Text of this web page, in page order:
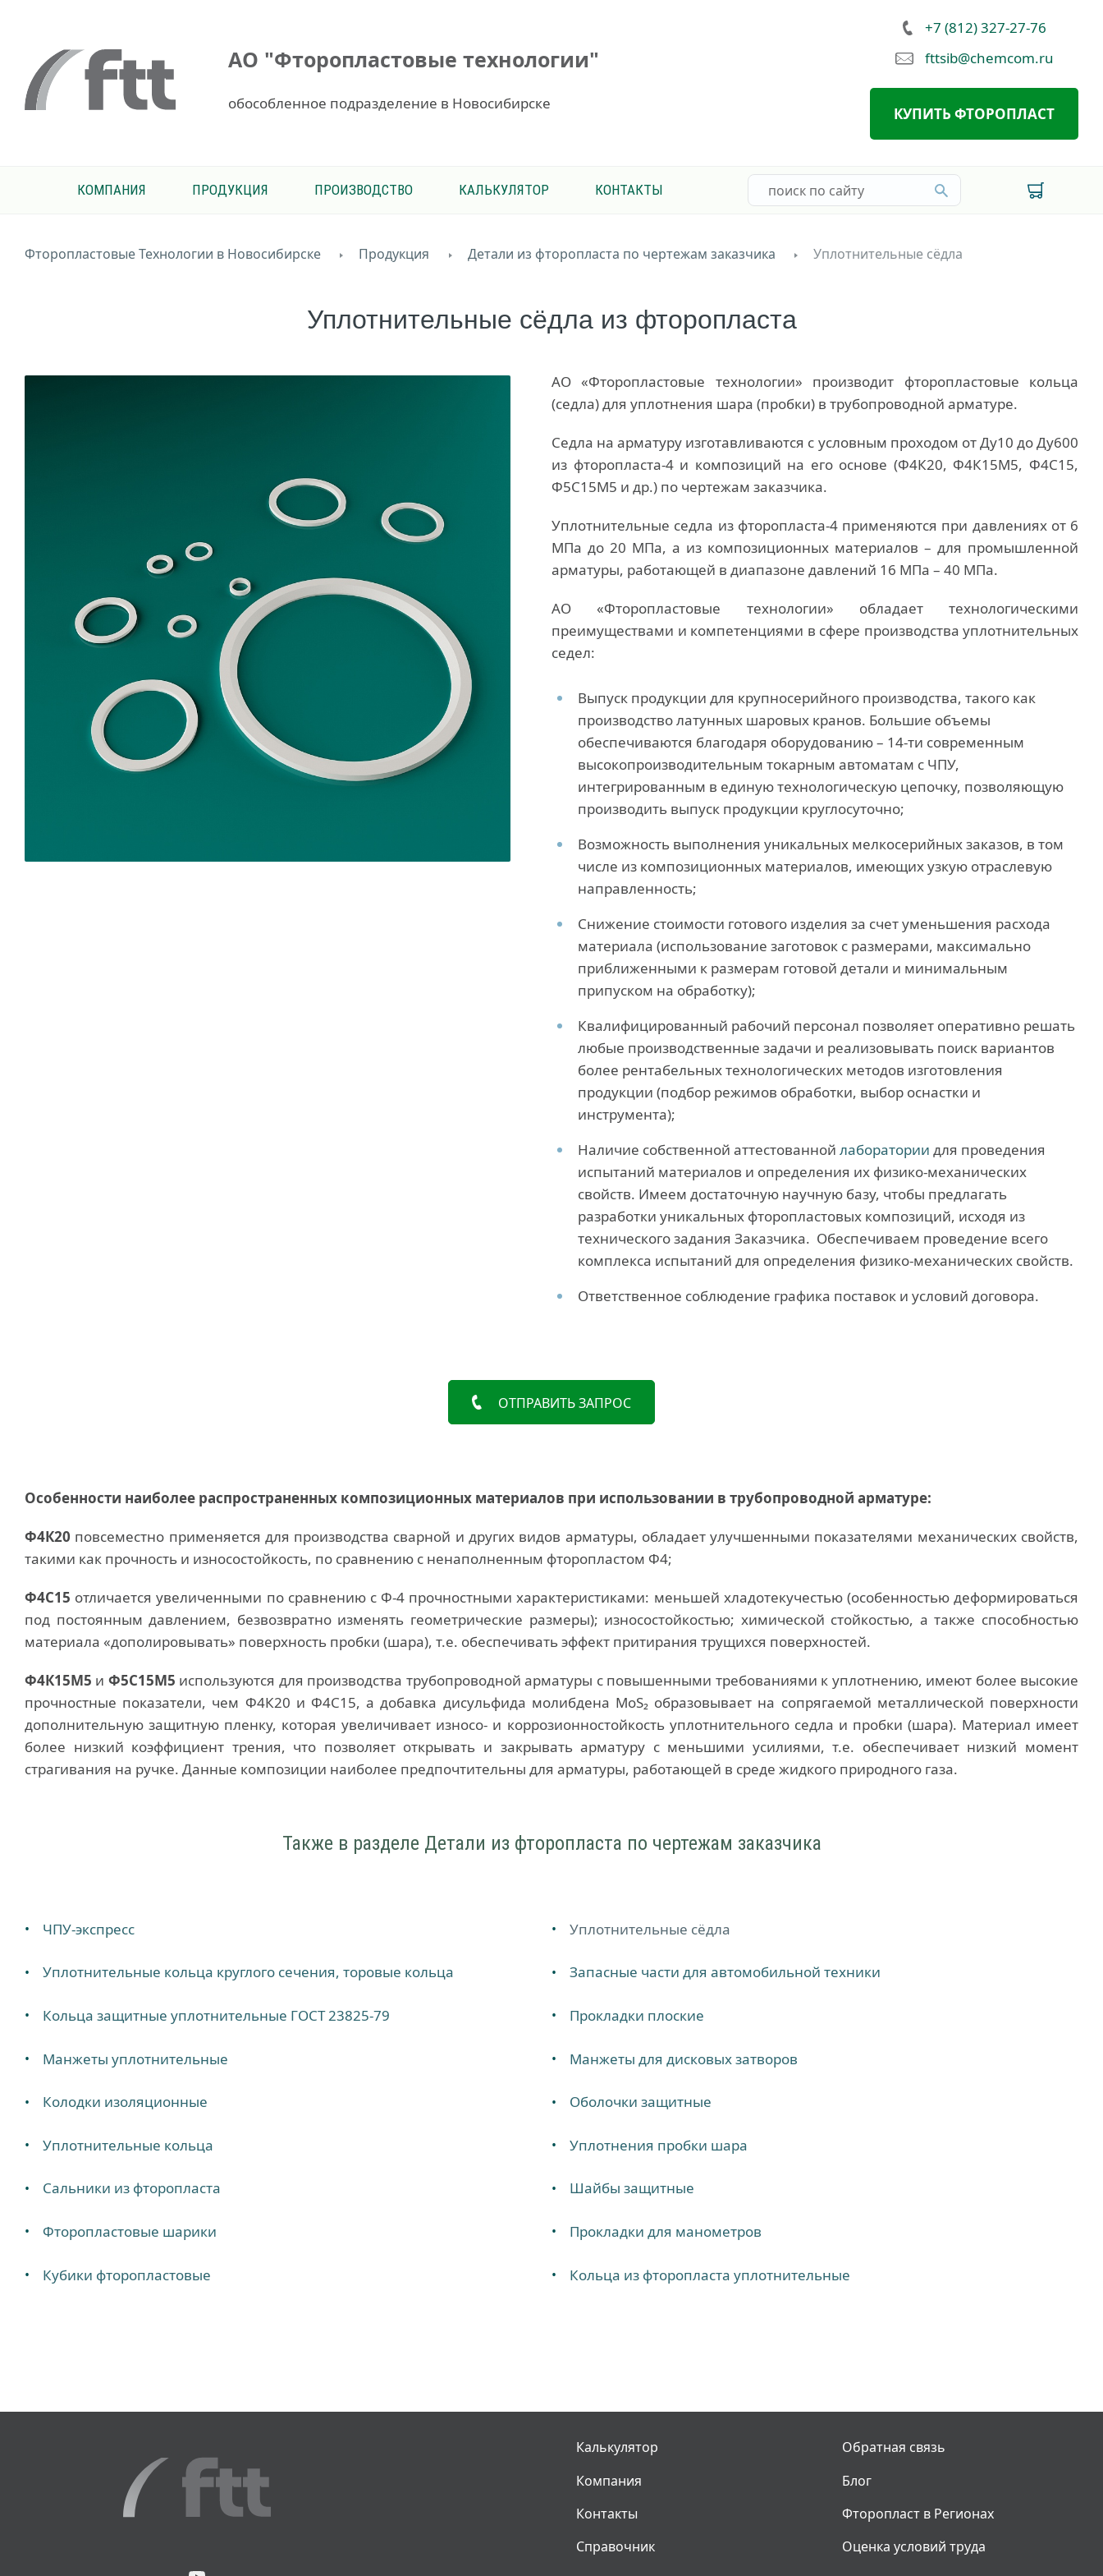
АО "Фторопластовые технологии"
обособленное подразделение в Новосибирске
+7 (812) 327-27-76
fttsib@chemcom.ru
КУПИТЬ ФТОРОПЛАСТ
КОМПАНИЯ ПРОДУКЦИЯ ПРОИЗВОДСТВО КАЛЬКУЛЯТОР КОНТАКТЫ
Фторопластовые Технологии в Новосибирске Продукция Детали из фторопласта по чертежам заказчика Уплотнительные сёдла
Уплотнительные сёдла из фторопласта
АО «Фторопластовые технологии» производит фторопластовые кольца
(седла) для уплотнения шара (пробки) в трубопроводной арматуре.
Седла на арматуру изготавливаются с условным проходом от Ду10 до Ду600
из фторопласта-4 и композиций на его основе (Ф4К20, Ф4К15М5, Ф4С15,
Ф5С15М5 и др.) по чертежам заказчика.
Уплотнительные седла из фторопласта-4 применяются при давлениях от 6
МПа до 20 МПа, а из композиционных материалов – для промышленной
арматуры, работающей в диапазоне давлений 16 МПа – 40 МПа.
АО «Фторопластовые технологии» обладает технологическими
преимуществами и компетенциями в сфере производства уплотнительных
седел:
Выпуск продукции для крупносерийного производства, такого как
производство латунных шаровых кранов. Большие объемы
обеспечиваются благодаря оборудованию – 14-ти современным
высокопроизводительным токарным автоматам с ЧПУ,
интегрированным в единую технологическую цепочку, позволяющую
производить выпуск продукции круглосуточно;
Возможность выполнения уникальных мелкосерийных заказов, в том
числе из композиционных материалов, имеющих узкую отраслевую
направленность;
Снижение стоимости готового изделия за счет уменьшения расхода
материала (использование заготовок с размерами, максимально
приближенными к размерам готовой детали и минимальным
припуском на обработку);
Квалифицированный рабочий персонал позволяет оперативно решать
любые производственные задачи и реализовывать поиск вариантов
более рентабельных технологических методов изготовления
продукции (подбор режимов обработки, выбор оснастки и
инструмента);
Наличие собственной аттестованной лаборатории для проведения
испытаний материалов и определения их физико-механических
свойств. Имеем достаточную научную базу, чтобы предлагать
разработки уникальных фторопластовых композиций, исходя из
технического задания Заказчика. Обеспечиваем проведение всего
комплекса испытаний для определения физико-механических свойств.
Ответственное соблюдение графика поставок и условий договора.
ОТПРАВИТЬ ЗАПРОС
Особенности наиболее распространенных композиционных материалов при использовании в трубопроводной арматуре:
Ф4К20 повсеместно применяется для производства сварной и других видов арматуры, обладает улучшенными показателями механических свойств,
такими как прочность и износостойкость, по сравнению с ненаполненным фторопластом Ф4;
Ф4С15 отличается увеличенными по сравнению с Ф-4 прочностными характеристиками: меньшей хладотекучестью (особенностью деформироваться
под постоянным давлением, безвозвратно изменять геометрические размеры); износостойкостью; химической стойкостью, а также способностью
материала «дополировывать» поверхность пробки (шара), т.е. обеспечивать эффект притирания трущихся поверхностей.
Ф4К15М5 и Ф5С15М5 используются для производства трубопроводной арматуры с повышенными требованиями к уплотнению, имеют более высокие
прочностные показатели, чем Ф4К20 и Ф4С15, а добавка дисульфида молибдена MoS₂ образовывает на сопрягаемой металлической поверхности
дополнительную защитную пленку, которая увеличивает износо- и коррозионностойкость уплотнительного седла и пробки (шара). Материал имеет
более низкий коэффициент трения, что позволяет открывать и закрывать арматуру с меньшими усилиями, т.е. обеспечивает низкий момент
страгивания на ручке. Данные композиции наиболее предпочтительны для арматуры, работающей в среде жидкого природного газа.
Также в разделе Детали из фторопласта по чертежам заказчика
ЧПУ-экспресс Уплотнительные сёдла
Уплотнительные кольца круглого сечения, торовые кольца Запасные части для автомобильной техники
Кольца защитные уплотнительные ГОСТ 23825-79 Прокладки плоские
Манжеты уплотнительные Манжеты для дисковых затворов
Колодки изоляционные Оболочки защитные
Уплотнительные кольца Уплотнения пробки шара
Сальники из фторопласта Шайбы защитные
Фторопластовые шарики Прокладки для манометров
Кубики фторопластовые Кольца из фторопласта уплотнительные
Калькулятор
Компания
Контакты
Справочник
Обратная связь
Блог
Фторопласт в Регионах
Оценка условий труда